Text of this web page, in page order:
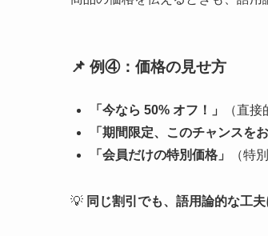
📌 例④：価格の見せ方
「今なら 50% オフ！」
（直接
「期間限定、このチャンスを
「会員だけの特別価格」
（特
💡 同じ割引でも、語用論的な工